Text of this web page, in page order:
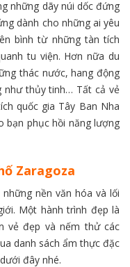
những dãy núi dốc đứng
dành cho những ai yêu
bình từ những tàn tích
tu viện. Hơn nữa du
thác nước, hang động
như thủy tinh… Tất cả vẻ
quốc gia Tây Ban Nha
bạn phục hồi năng lượng
Zaragoza
nền văn hóa và lối
Một hành trình đẹp là
vẻ đẹp và nếm thử các
danh sách ẩm thực đặc
đây nhé.